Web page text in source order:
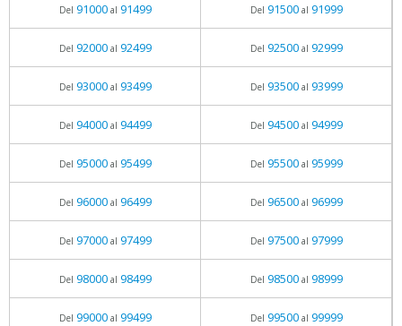
Del 91000al 91499 Del 91500al 91999
Del 92000al 92499 Del 92500al 92999
Del 93000al 93499 Del 93500al 93999
Del 94000al 94499 Del 94500al 94999
Del 95000al 95499 Del 95500al 95999
Del 96000al 96499 Del 96500al 96999
Del 97000al 97499 Del 97500al 97999
Del 98000al 98499 Del 98500al 98999
Del 99000al 99499 Del 99500al 99999